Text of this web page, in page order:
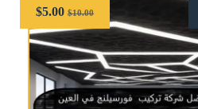
$10.00
$5.00